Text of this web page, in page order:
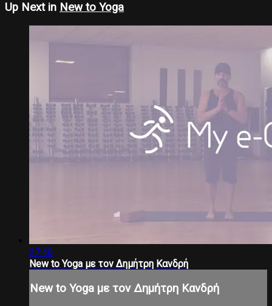
Up Next in New to Yoga
27:46
New to Yoga με τον Δημήτρη Κανδρή
New to Yoga με τον Δημήτρη Κανδρή